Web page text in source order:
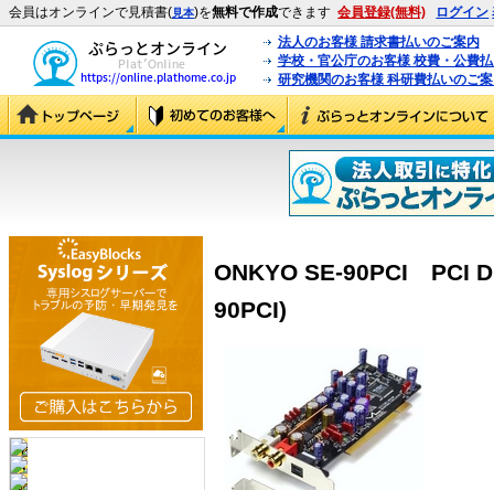
会員はオンラインで見積書(見本)を無料で作成できます 会員登録(無料) ログイン
法人のお客様 請求書払いのご案内
学校・官公庁のお客様 校費・公費
研究機関のお客様 科研費払いのご
ONKYO SE-90PCI PCI
90PCI)